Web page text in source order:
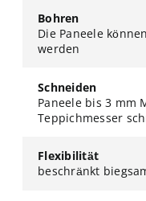
Bohren
Die Paneele
werden
Schneiden
Paneele bis 3 mm
Teppichmesser
Flexibilität
beschränkt